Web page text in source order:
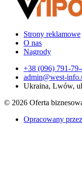
Strony reklamowe
O nas
Nagrody
+38 (096) 791-79-
admin@west-
Ukraina, Lwów,
© 2026 Oferta
Opracowany